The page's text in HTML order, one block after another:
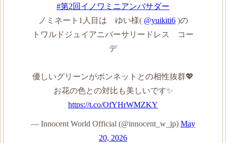
#第2回イノワミニアンバサダー
ノミネート1人目は ゆい様( @yuikiti6)の
トワルドジュイアニバーサリードレス コー
デ
優しいグリーンがボンネットとの相性抜群💖
お花の色との対比も美しいです✨
https://t.co/OfYHrWMZKY
— Innocent World Official (@innocent_w_jp) May
20, 2026